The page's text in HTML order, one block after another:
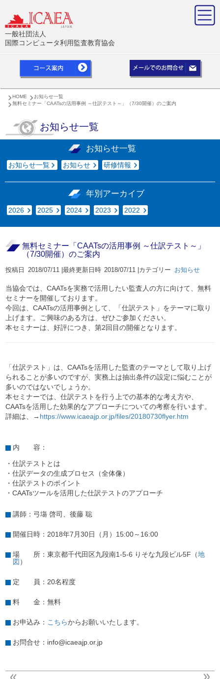
一般社団法人
国際コンピュータ利用監査教育協会
HOME
お知らせ一覧
無料セミナー「CAATsの活用事例 ～仕訳テスト～」（7/30開催）のご案内
お知らせ一覧
お知らせ一覧
お知らせ一覧 お知らせ 研修情報
年別アーカイブ
2026 2025 2024 2023 2022
無料セミナー「CAATsの活用事例 ～仕訳テスト～」
（7/30開催）のご案内
投稿日 2018/07/11 | 最終更新日時 2018/07/11 | カテゴリー お知らせ
当協会では、CAATsを実務で活用したい監査人の方に向けて、無料
セミナーを開催しております。
今回は、CAATsの活用事例として、「仕訳テスト」をテーマに取り
上げます。ご興味のある方は、ぜひご参加ください。
本セミナーは、好評につき、第2回目の開催となります。
「仕訳テスト」は、CAATsを活用した監査のテーマとして取り上げ
られることが多いのですが、実務上は抽出条件の設定に悩むことが
多いのではないでしょうか。
本セミナーでは、仕訳テストを行う上での基本的な考え方や、
CAATsを活用した効果的なアプローチについての考察を行います。
詳細は、→ https://www.icaeajp.or.jp/files/20180730flyer.htm
内 容：
・仕訳テストとは
・仕訳データの生成プロセス（全体像）
・仕訳テストのポイント
・CAATsツールを活用した仕訳テストのアプローチ
講師：弓塲 啓司、後藤 聡
開催日時：2018年7月30日（月）15:00～16:00
場 所：東京都千代田区九段南1-5-6 りそな九段ビル5F（地
図 ）
定 員：20名程度
料 金：無料
お申込み： こちらからお願いいたします。
お問合せ：info@icaeajp.or.jp